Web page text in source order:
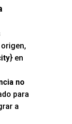
} en
no
para
a